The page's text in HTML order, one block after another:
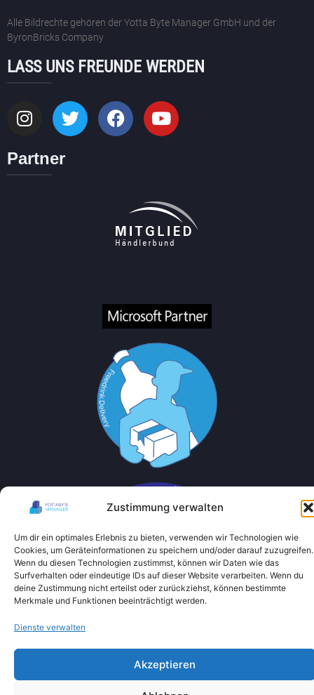
Zustimmung verwalten
Um dir ein optimales Erlebnis zu bieten, verwenden wir Technologien wie
Cookies, um Geräteinformationen zu speichern und/oder darauf zuzugreifen.
Wenn du diesen Technologien zustimmst, können wir Daten wie das
Surfverhalten oder eindeutige IDs auf dieser Website verarbeiten. Wenn du
deine Zustimmung nicht erteilst oder zurückziehst, können bestimmte
Merkmale und Funktionen beeinträchtigt werden.
Dienste verwalten
Akzeptieren
Alle Bildrechte gehören der Yotta Byte Manager GmbH und der
ByronBricks Company
LASS UNS FREUNDE WERDEN
Partner